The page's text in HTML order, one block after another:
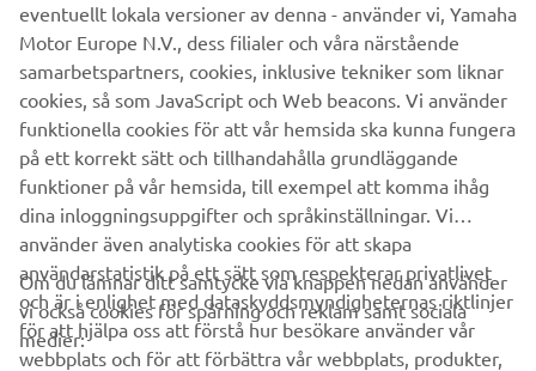
Returformulär: Utombordsmotorer
Läs mer
FÖRETAG
eventuellt lokala versioner av denna - använder vi, Yamaha
Motor Europe N.V., dess filialer och våra närstående
samarbetspartners, cookies, inklusive tekniker som liknar
cookies, så som JavaScript och Web beacons. Vi använder
funktionella cookies för att vår hemsida ska kunna fungera
på ett korrekt sätt och tillhandahålla grundläggande
funktioner på vår hemsida, till exempel att komma ihåg
dina inloggningsuppgifter och språkinställningar. Vi
använder även analytiska cookies för att skapa
användarstatistik på ett sätt som respekterar privatlivet
och är i enlighet med dataskyddsmyndigheternas riktlinjer
för att hjälpa oss att förstå hur besökare använder vår
webbplats och för att förbättra vår webbplats, produkter,
Om du lämnar ditt samtycke via knappen nedan använder
vi också cookies för spårning och reklam samt sociala
medier: